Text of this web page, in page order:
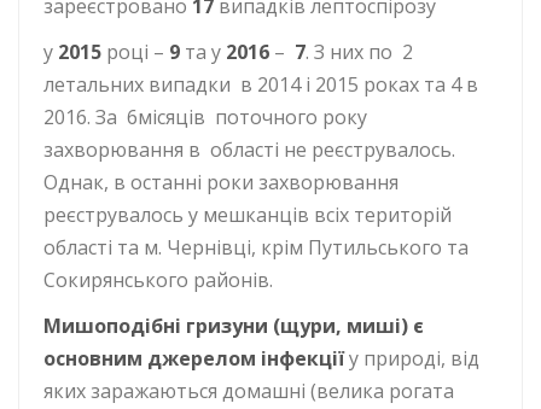
зареєстровано 17 випадків лептоспірозу
у 2015 році – 9 та у 2016 – 7. З них по 2
летальних випадки в 2014 і 2015 роках та 4 в
2016. За 6місяців поточного року
захворювання в області не реєструвалось.
Однак, в останні роки захворювання
реєструвалось у мешканців всіх територій
області та м. Чернівці, крім Путильського та
Сокирянського районів.
Мишоподібні гризуни (щури, миші) є
основним джерелом інфекціїу природі, від
яких заражаються домашні (велика рогата